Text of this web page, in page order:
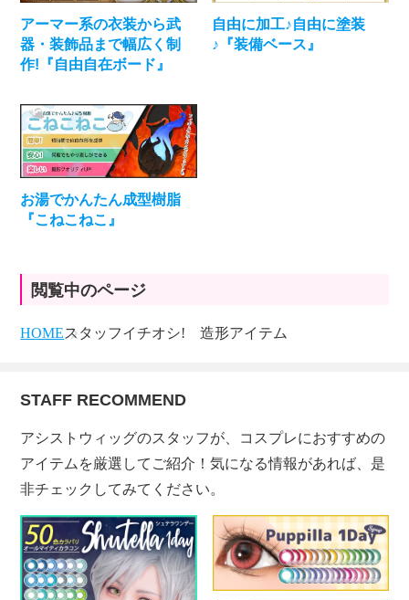
アーマー系の衣装から武
器・装飾品まで幅広く制
作!『自由自在ボード』
自由に加工♪自由に塗装
♪『装備ベース』
お湯でかんたん成型樹脂
『こねこねこ』
閲覧中のページ
HOMEスタッフイチオシ! 造形アイテム
STAFF RECOMMEND
アシストウィッグのスタッフが、コスプレにおすすめの
アイテムを厳選してご紹介！気になる情報があれば、是
非チェックしてみてください。